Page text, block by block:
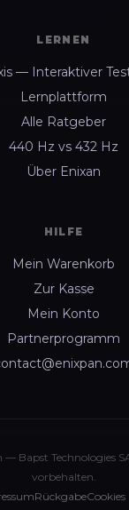
LERNEN
— Interaktiver
Lernplattform
Alle Ratgeber
440 Hz vs 432 Hz
Über Enixan
HILFE
Mein Warenkorb
Zur Kasse
Mein Konto
Partnerprogramm
Bapst Technologies
vorbehalten.
RückgabeCookies